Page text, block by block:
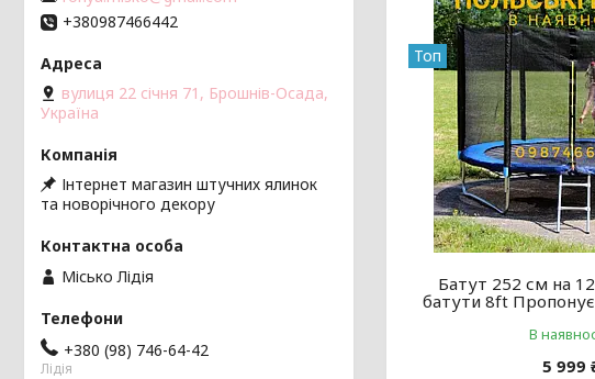
Топ
Батут 252 см на
батути 8ft
В
5 999
+380987466442
вулиця 22 січня 71, Брошнів-Осада,
Україна
Інтернет магазин штучних ялинок
та новорічного декору
Місько Лідія
+380 (98) 746-64-42
Лідія